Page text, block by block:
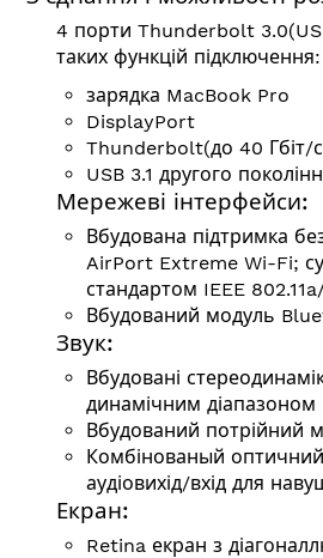
4 порти Thunderbolt
таких функцій підключення:
зарядка MacBook Pro
DisplayPort
Thunderbolt(до 40 Гбіт/
USB 3.1 другого
Мережеві інтерфейси:
Вбудована підтримка
AirPort Extreme Wi-Fi;
стандартом IEEE
Вбудований модуль
Звук:
Вбудовані
динамічним діапазоном
Вбудований потрійний
Комбінованый
аудіовихід/вхід для
Екран:
Retina екран з